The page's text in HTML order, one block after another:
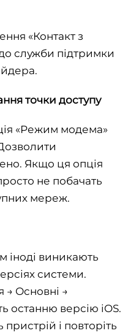
«Контакт з
служби підтримки
точки доступу
«Режим модема»
Якщо ця опція
не побачать
мереж.
іноді виникають
системи.
→ Основні →
останню версію iOS.
пристрій і повторіть